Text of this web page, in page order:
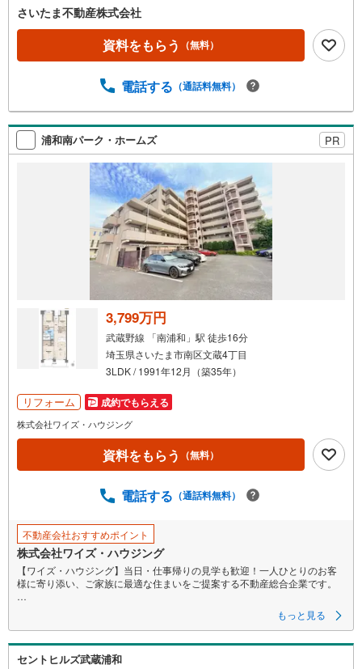
さいたま不動産株式会社
資料をもらう （無料）
電話する （通話料無料）
浦和南パーク・ホームズ PR
3,799万円
武蔵野線 「南浦和」駅 徒歩16分
埼玉県さいたま市南区文蔵4丁目
3LDK / 1991年12月（築35年）
リフォーム 成約でもらえる
株式会社ワイズ・ハウジング
資料をもらう （無料）
電話する （通話料無料）
不動産会社おすすめポイント
株式会社ワイズ・ハウジング
【ワイズ・ハウジング】当日・仕事帰りの見学も歓迎！一人ひとりのお客
様に寄り添い、ご家族に最適な住まいをご提案する不動産総合企業です。
■スムーズな物件見学事前予約で、当日や仕事帰りの見学にも柔軟に対応い
たします。現地や店舗での待ち合わせ、最寄駅・周辺施設での合流、ご自
宅へのお迎えなど、ご希望の場所を指定いただけます。
※鍵の手配が必要な場合や、居住中の物件は即日対応が難しい場合もござい
ます。お早めにお問い合わせください。
もっと見る
セントヒルズ武蔵浦和